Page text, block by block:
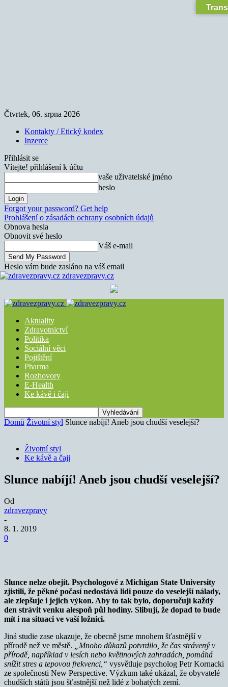
Čtvrtek, 06. srpna 2026
Kontakty / Etický kodex
Inzerce
Přihlásit se
Vítejte! přihlášení k účtu
vaše uživatelské jméno
heslo
Forgot your password? Get help
Prohlášení o zásadách ochrany osobních údajů
Obnova hesla
Obnovit své heslo
Váš e-mail
Heslo vám bude zasláno na váš email
zdravezpravy.cz
Aktuality
Zdravotnictví
Politika
Sociální věci
Pojištění
Pharma
Rozhovory
E-Health
Ke kávě i čaji
Domů Životní styl Slunce nabíjí! Aneb jsou chudší veselejší?
Životní styl
Ke kávě a čaji
Slunce nabíjí! Aneb jsou chudší veselejší?
Od
zdravezpravy
-
8. 1. 2019
0
Slunce nelze obejít. Psychologové z Michigan State University
zjistili, že pěkné počasí nedostává lidi pouze do veselejší nálady,
ale zlepšuje i jejich výkon. Aby to tak bylo, doporučují každý
den strávit venku alespoň půl hodiny. Slibují, že dopad to bude
mít i na situaci ve vaší ložnici.
Jiná studie zase ukazuje, že obecně jsme mnohem šťastnější v
přírodě než ve městě.
„Mnoho důkazů potvrdilo, že čas strávený v
přírodě, například v lesích nebo květinových zahradách, pomáhá
snížit stres a tepovou frekvenci,“ vysvětluje psycholog Petr Kornacki
ze společnosti New Perspective. Výzkum také ukázal, že obyvatelé
chudších států jsou šťastnější než lidé z bohatých zemí.